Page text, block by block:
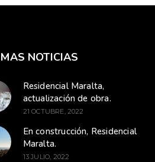
NOTICIAS
Residencial Maralta,
actualización de obra.
21 OCTUBRE, 2022
En construcción, Residencial
Maralta.
13 JULIO, 2022